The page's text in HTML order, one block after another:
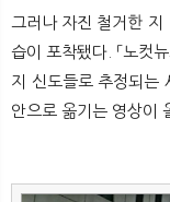
그러나 자진 철거한 지
습이 포착됐다. 「노컷
지 신도들로 추정되는
안으로 옮기는 영상이